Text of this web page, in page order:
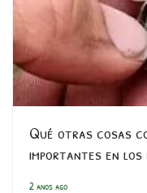
Qué otras cosas
importantes en los
2 anos ago